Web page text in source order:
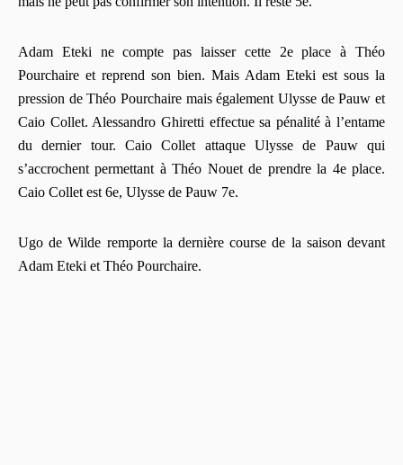
Adam Eteki ne compte pas laisser cette 2e place à Théo
Pourchaire et reprend son bien. Mais Adam Eteki est sous la
pression de Théo Pourchaire mais également Ulysse de Pauw et
Caio Collet. Alessandro Ghiretti effectue sa pénalité à l’entame
du dernier tour. Caio Collet attaque Ulysse de Pauw qui
s’accrochent permettant à Théo Nouet de prendre la 4e place.
Caio Collet est 6e, Ulysse de Pauw 7e.
Ugo de Wilde remporte la dernière course de la saison devant
Adam Eteki et Théo Pourchaire.